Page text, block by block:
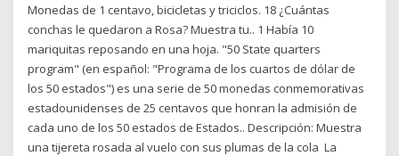
Monedas de 1 centavo, bicicletas y triciclos. 18 ¿Cuántas
conchas le quedaron a Rosa? Muestra tu.. 1 Había 10
mariquitas reposando en una hoja. "50 State quarters
program" (en español: "Programa de los cuartos de dólar de
los 50 estados") es una serie de 50 monedas conmemorativas
estadounidenses de 25 centavos que honran la admisión de
cada uno de los 50 estados de Estados.. Descripción: Muestra
una tijereta rosada al vuelo con sus plumas de la cola La